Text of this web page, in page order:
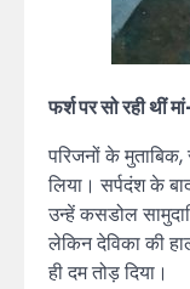
फर्श पर सो रही थीं
परिजनों के
लिया। सर्पदंश के
उन्हें कसडोल
लेकिन देविका की
ही दम तोड़ दिया।